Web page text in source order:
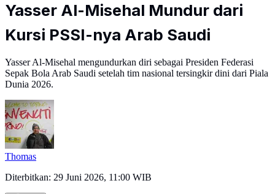
Yasser Al-Misehal Mundur dari
Kursi PSSI-nya Arab Saudi
Yasser Al-Misehal mengundurkan diri sebagai Presiden Federasi
Sepak Bola Arab Saudi setelah tim nasional tersingkir dini dari Piala
Dunia 2026.
Thomas
Diterbitkan: 29 Juni 2026, 11:00 WIB